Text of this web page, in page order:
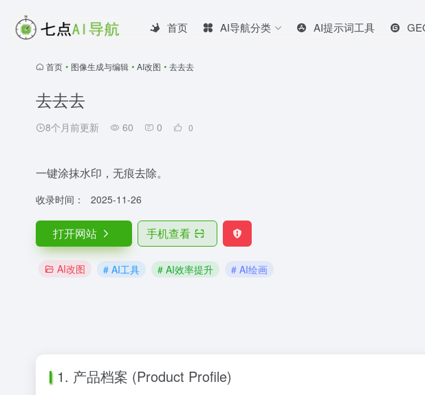
首页 AI导航分类 AI提示词工具
首页 • 图像生成与编辑 • AI改图 • 去去去
去去去
8个月前更新 60 0 0
一键涂抹水印，无痕去除。
收录时间： 2025-11-26
打开网站 手机查看
AI改图 # AI工具 # AI效率提升 # AI绘画
1. 产品档案 (Product Profile)